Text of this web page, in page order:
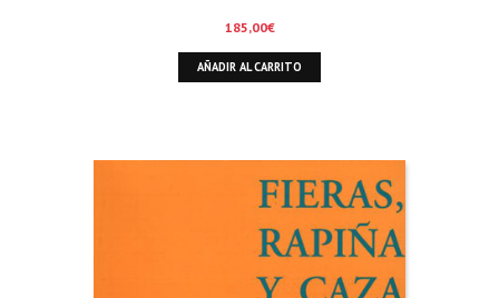
185,00€
AÑADIR AL CARRITO